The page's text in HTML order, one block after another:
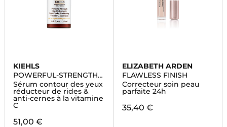
KIEHLS
POWERFUL-STRENGTH
LINE-REDUCING
Sérum contour des yeux
réducteur de rides &
anti-cernes à la vitamine
C
51,00 €
ELIZABETH ARDEN
FLAWLESS FINISH
Correcteur soin peau
parfaite 24h
35,40 €